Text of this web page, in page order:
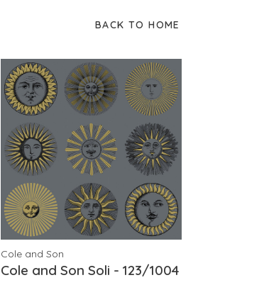
BACK TO HOME
Cole and Son
Cole and Son Soli - 123/1004